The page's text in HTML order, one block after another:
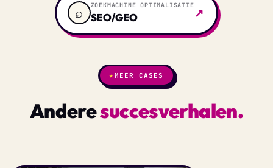
⌕ ZOEKMACHINE OPTIMALISATIE
SEO/GEO ↗
★ MEER CASES
Anderesuccesverhalen.